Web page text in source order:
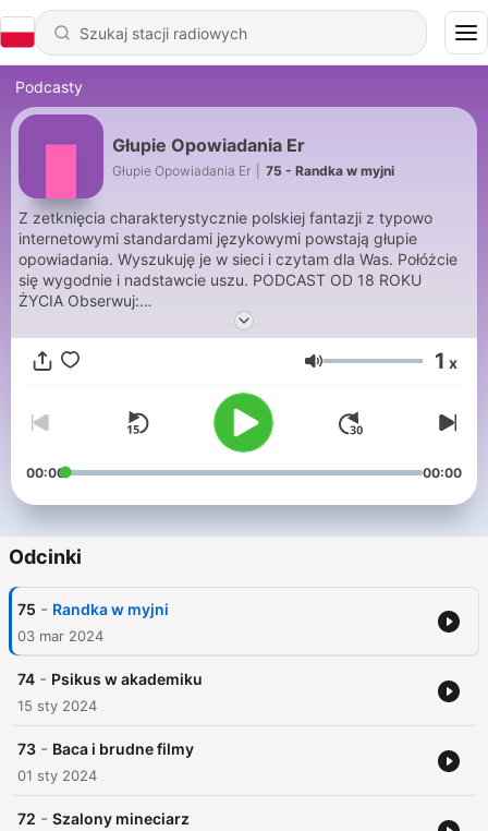
Podcasty
Głupie Opowiadania Er
Głupie Opowiadania Er 75 - Randka w myjni
Z zetknięcia charakterystycznie polskiej fantazji z typowo
internetowymi standardami językowymi powstają głupie
opowiadania. Wyszukuję je w sieci i czytam dla Was. Połóżcie
się wygodnie i nadstawcie uszu. PODCAST OD 18 ROKU
ŻYCIA Obserwuj:
https://www.instagram.com/podcast.komediowy/ Wspieraj:
https://podcasters.spotify.com/pod/show/gupie-opowiadania-
erotyczne/subscribe Współpraca:
Głośność 1 x
00:00 00:00
Odcinki
75 - Randka w myjni
03 mar 2024
74 - Psikus w akademiku
15 sty 2024
73 - Baca i brudne filmy
01 sty 2024
72 - Szalony mineciarz